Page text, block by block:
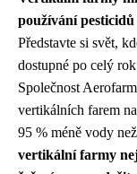
používání
Představte si svět,
dostupné po celý
Společnost
vertikálních farem
95 % méně vody
vertikální farmy